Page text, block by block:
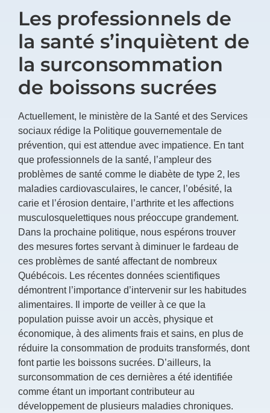
Les professionnels de
la santé s’inquiètent de
la surconsommation
de boissons sucrées
Actuellement, le ministère de la Santé et des Services
sociaux rédige la Politique gouvernementale de
prévention, qui est attendue avec impatience. En tant
que professionnels de la santé, l’ampleur des
problèmes de santé comme le diabète de type 2, les
maladies cardiovasculaires, le cancer, l’obésité, la
carie et l’érosion dentaire, l’arthrite et les affections
musculosquelettiques nous préoccupe grandement.
Dans la prochaine politique, nous espérons trouver
des mesures fortes servant à diminuer le fardeau de
ces problèmes de santé affectant de nombreux
Québécois. Les récentes données scientifiques
démontrent l’importance d’intervenir sur les habitudes
alimentaires. Il importe de veiller à ce que la
population puisse avoir un accès, physique et
économique, à des aliments frais et sains, en plus de
réduire la consommation de produits transformés, dont
font partie les boissons sucrées. D’ailleurs, la
surconsommation de ces dernières a été identifiée
comme étant un important contributeur au
développement de plusieurs maladies chroniques.